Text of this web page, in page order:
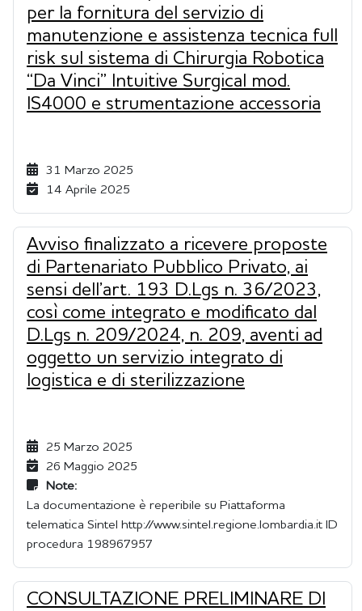
per la fornitura del servizio di
manutenzione e assistenza tecnica full
risk sul sistema di Chirurgia Robotica
“Da Vinci” Intuitive Surgical mod.
IS4000 e strumentazione accessoria
31 Marzo 2025
14 Aprile 2025
Avviso finalizzato a ricevere proposte
di Partenariato Pubblico Privato, ai
sensi dell’art. 193 D.Lgs n. 36/2023,
così come integrato e modificato dal
D.Lgs n. 209/2024, n. 209, aventi ad
oggetto un servizio integrato di
logistica e di sterilizzazione
25 Marzo 2025
26 Maggio 2025
Note:
La documentazione è reperibile su Piattaforma
telematica Sintel http://www.sintel.regione.lombardia.it ID
procedura 198967957
CONSULTAZIONE PRELIMINARE DI